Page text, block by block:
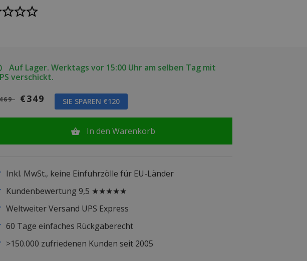
Auf Lager. Werktags vor 15:00 Uhr am selben Tag mit
verschickt.
€349 SIE SPAREN €120
In den Warenkorb
Inkl. MwSt., keine Einfuhrzölle für EU-Länder
Kundenbewertung 9,5 ★★★★★
Weltweiter Versand UPS Express
60 Tage einfaches Rückgaberecht
>150.000 zufriedenen Kunden seit 2005